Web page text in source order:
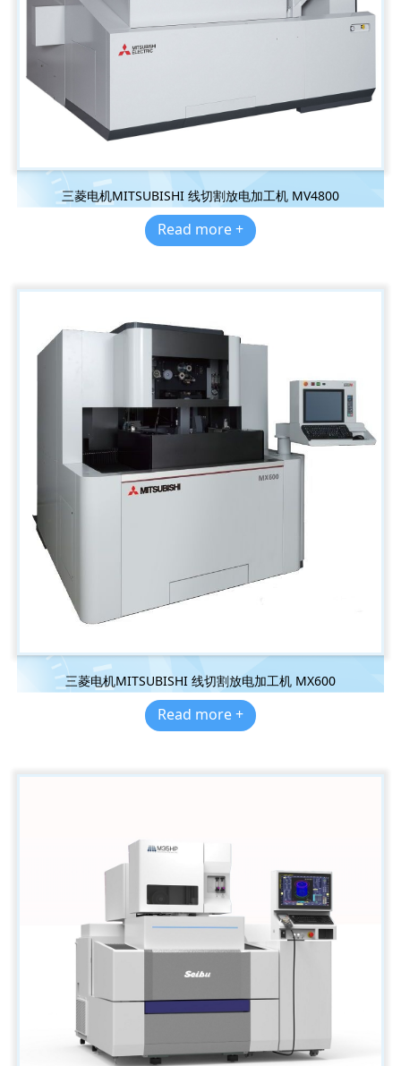
三菱电机MITSUBISHI 线切割放电加工机 MV4800
Read more +
三菱电机MITSUBISHI 线切割放电加工机 MX600
Read more +